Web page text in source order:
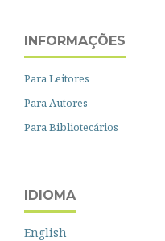
INFORMAÇÕES
Para Leitores
Para Autores
Para Bibliotecários
IDIOMA
English